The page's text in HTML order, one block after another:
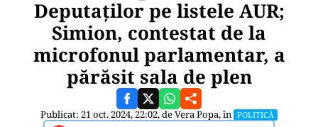
Deputaților pe listele AUR;
Simion, contestat de la
microfonul parlamentar, a
părăsit sala de plen
Publicat: 21 oct. 2024, 22:02, deVera Popa, în POLITICĂ